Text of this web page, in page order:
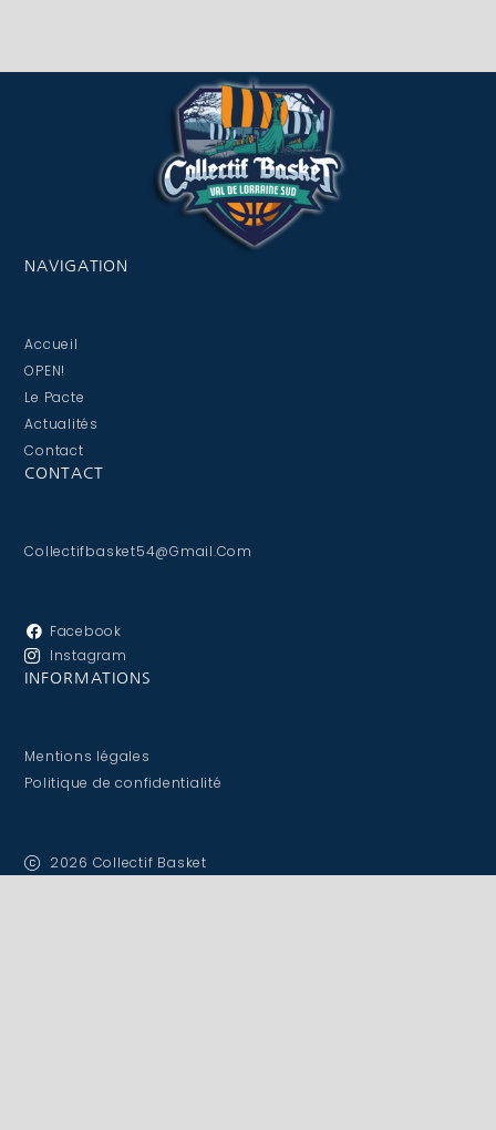
NAVIGATION
Accueil
OPEN!
Le Pacte
Actualités
Contact
CONTACT
Collectifbasket54@gmail.com
Facebook
Instagram
INFORMATIONS
Mentions légales
Politique de confidentialité
2026 Collectif Basket